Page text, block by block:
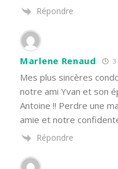
Répondre
Marlene Renaud 3
Mes plus sincères
notre ami Yvan et son
Antoine !! Perdre une
amie et notre
Répondre